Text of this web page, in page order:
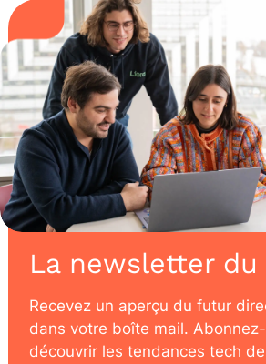
La newsletter
Recevez un aperçu du futur
dans votre boîte mail.
découvrir les tendances tech